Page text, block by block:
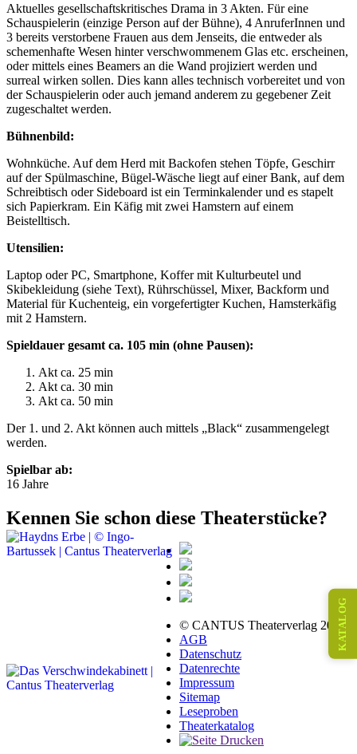
Aktuelles gesellschaftskritisches Drama in 3 Akten. Für eine
Schauspielerin (einzige Person auf der Bühne), 4 AnruferInnen und
3 bereits verstorbene Frauen aus dem Jenseits, die entweder als
schemenhafte Wesen hinter verschwommenem Glas etc. erscheinen,
oder mittels eines Beamers an die Wand projiziert werden und
surreal wirken sollen. Dies kann alles technisch vorbereitet und von
der Schauspielerin oder auch jemand anderem zu gegebener Zeit
zugeschaltet werden.
Bühnenbild:
Wohnküche. Auf dem Herd mit Backofen stehen Töpfe, Geschirr
auf der Spülmaschine, Bügel-Wäsche liegt auf einer Bank, auf dem
Schreibtisch oder Sideboard ist ein Terminkalender und es stapelt
sich Papierkram. Ein Käfig mit zwei Hamstern auf einem
Beistelltisch.
Utensilien:
Laptop oder PC, Smartphone, Koffer mit Kulturbeutel und
Skibekleidung (siehe Text), Rührschüssel, Mixer, Backform und
Material für Kuchenteig, ein vorgefertigter Kuchen, Hamsterkäfig
mit 2 Hamstern.
Spieldauer gesamt ca. 105 min (ohne Pausen):
Akt ca. 25 min
Akt ca. 30 min
Akt ca. 50 min
Der 1. und 2. Akt können auch mittels „Black“ zusammengelegt
werden.
Spielbar ab:
16 Jahre
Kennen Sie schon diese Theaterstücke?
© CANTUS Theaterverlag 2026
AGB
Datenschutz
Datenrechte
Impressum
Sitemap
Leseproben
Theaterkatalog
KATALOG